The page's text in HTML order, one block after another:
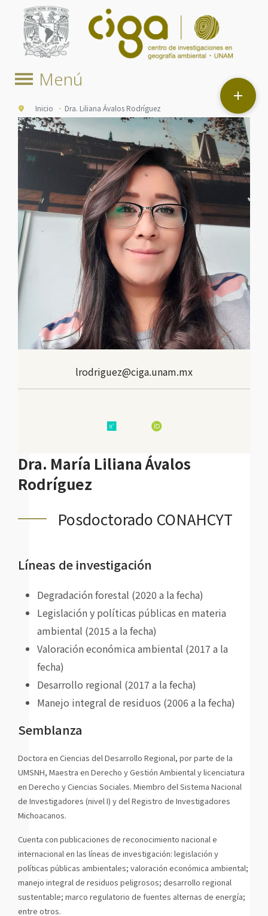

Inicio Dra. Liliana Ávalos Rodríguez
lrodriguez@ciga.unam.mx
researchOrcID
Dra. María Liliana Ávalos
Rodríguez
Posdoctorado CONAHCYT
Líneas de investigación
Degradación forestal (2020 a la fecha)
Legislación y políticas públicas en materia
ambiental (2015 a la fecha)
Valoración económica ambiental (2017 a la
fecha)
Desarrollo regional (2017 a la fecha)
Manejo integral de residuos (2006 a la fecha)
Semblanza
Doctora en Ciencias del Desarrollo Regional, por parte de la
UMSNH, Maestra en Derecho y Gestión Ambiental y licenciatura
en Derecho y Ciencias Sociales. Miembro del Sistema Nacional
de Investigadores (nivel I) y del Registro de Investigadores
Michoacanos.
Cuenta con publicaciones de reconocimiento nacional e
internacional en las líneas de investigación: legislación y
políticas públicas ambientales; valoración económica ambiental;
manejo integral de residuos peligrosos; desarrollo regional
sustentable; marco regulatorio de fuentes alternas de energía;
entre otros.